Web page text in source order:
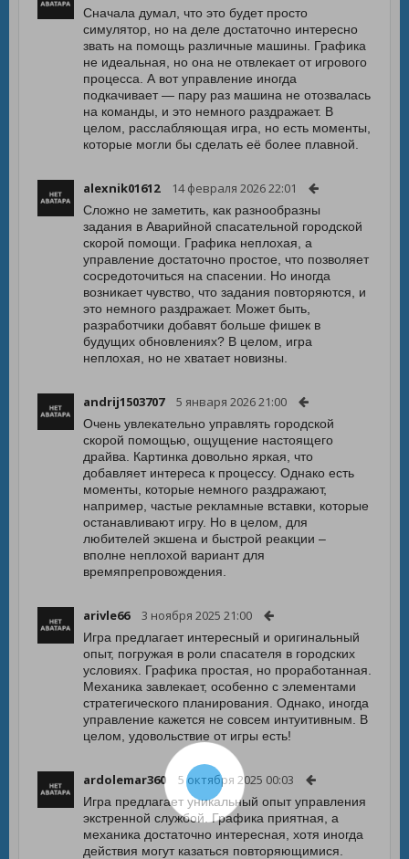
Сначала думал, что это будет просто
симулятор, но на деле достаточно интересно
звать на помощь различные машины. Графика
не идеальная, но она не отвлекает от игрового
процесса. А вот управление иногда
подкачивает — пару раз машина не отозвалась
на команды, и это немного раздражает. В
целом, расслабляющая игра, но есть моменты,
которые могли бы сделать её более плавной.
alexnik01612 14 февраля 2026 22:01
Сложно не заметить, как разнообразны
задания в Аварийной спасательной городской
скорой помощи. Графика неплохая, а
управление достаточно простое, что позволяет
сосредоточиться на спасении. Но иногда
возникает чувство, что задания повторяются, и
это немного раздражает. Может быть,
разработчики добавят больше фишек в
будущих обновлениях? В целом, игра
неплохая, но не хватает новизны.
andrij1503707 5 января 2026 21:00
Очень увлекательно управлять городской
скорой помощью, ощущение настоящего
драйва. Картинка довольно яркая, что
добавляет интереса к процессу. Однако есть
моменты, которые немного раздражают,
например, частые рекламные вставки, которые
останавливают игру. Но в целом, для
любителей экшена и быстрой реакции –
вполне неплохой вариант для
времяпрепровождения.
arivle66 3 ноября 2025 21:00
Игра предлагает интересный и оригинальный
опыт, погружая в роли спасателя в городских
условиях. Графика простая, но проработанная.
Механика завлекает, особенно с элементами
стратегического планирования. Однако, иногда
управление кажется не совсем интуитивным. В
целом, удовольствие от игры есть!
ardolemar360 5 октября 2025 00:03
Игра предлагает уникальный опыт управления
экстренной службой. Графика приятная, а
механика достаточно интересная, хотя иногда
действия могут казаться повторяющимися.